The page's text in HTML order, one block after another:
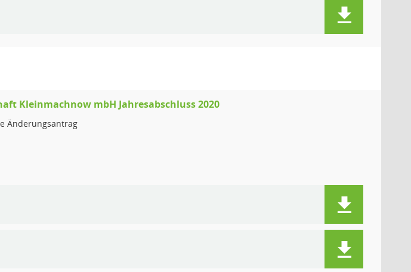
Kleinmachnow mbH Jahresabschluss 2020
Änderungsantrag